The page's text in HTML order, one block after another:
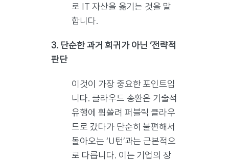
로 IT 자산을 옮기는 것을 말
합니다.
3. 단순한 과거 회귀가 아닌 ‘전략적
판단
이것이 가장 중요한 포인트입
니다. 클라우드 송환은 기술적
유행에 휩쓸려 퍼블릭 클라우
드로 갔다가 단순히 불편해서
돌아오는 ‘U턴’과는 근본적으
로 다릅니다. 이는 기업의 장